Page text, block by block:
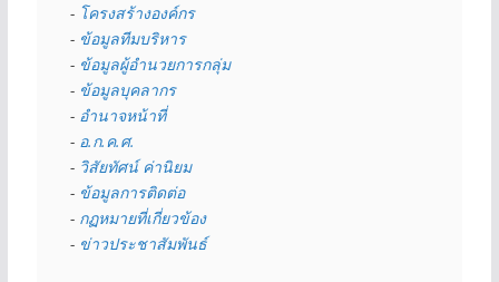
- โครงสร้างองค์กร
- ข้อมูลทีมบริหาร
- ข้อมูลผู้อำนวยการกลุ่ม
- ข้อมูลบุคลากร
- อำนาจหน้าที่
- อ.ก.ค.ศ.
- วิสัยทัศน์ ค่านิยม
- ข้อมูลการติดต่อ
- กฏหมายที่เกี่ยวข้อง
- ข่าวประชาสัมพันธ์